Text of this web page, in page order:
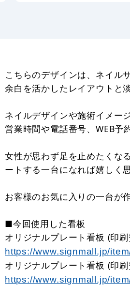
こちらのデザインは、ネイル
余白を活かしたレイアウトと
ネイルデザインや施術イメー
営業時間や電話番号、WEB予
女性が思わず足を止めたくな
ートする一台になれば嬉しく
お客様のお気に入りの一台が
■今回使用した看板
オリジナルプレート看板 (印
https://www.signmall.jp/
オリジナルプレート看板 (印
https://www.signmall.jp/